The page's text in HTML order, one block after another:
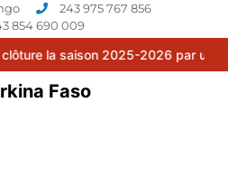
243 975 767 856
854 690 009
la saison 2025-2026 par une
Faso